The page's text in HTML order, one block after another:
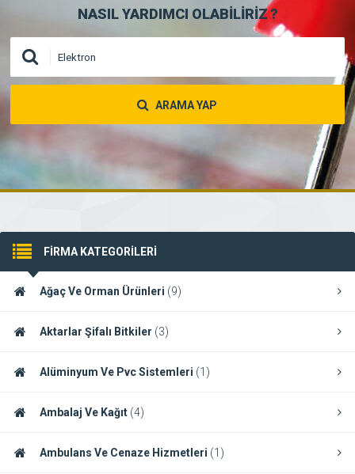
NASIL YARDIMCI OLABİLİRİZ?
ARAMA YAP
FİRMA KATEGORİLERİ
Ağaç Ve Orman Ürünleri (9)
Aktarlar Şifalı Bitkiler (3)
Alüminyum Ve Pvc Sistemleri (1)
Ambalaj Ve Kağıt (4)
Ambulans Ve Cenaze Hizmetleri (1)